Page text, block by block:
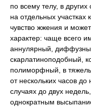
по всему телу, в
на отдельных
чувство жжения и
характер: чаще всего
аннулярный,
скарлатиноподобный,
полиморфный, в
от нескольких часов до
случаях до двух
однократным